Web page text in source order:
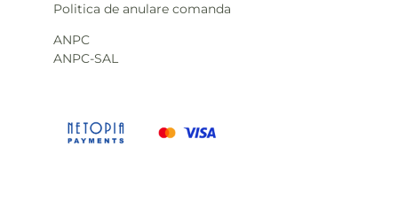
Politica de anulare comanda
ANPC
ANPC-SAL